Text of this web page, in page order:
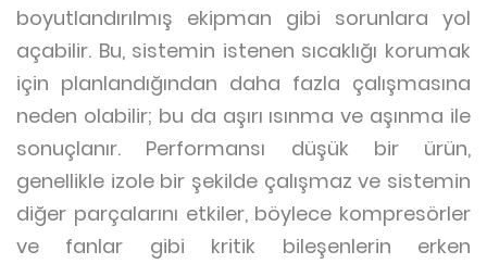
boyutlandırılmış ekipman gibi sorunlara yol
açabilir. Bu, sistemin istenen sıcaklığı korumak
için planlandığından daha fazla çalışmasına
neden olabilir; bu da aşırı ısınma ve aşınma ile
sonuçlanır. Performansı düşük bir ürün,
genellikle izole bir şekilde çalışmaz ve sistemin
diğer parçalarını etkiler, böylece kompresörler
ve fanlar gibi kritik bileşenlerin erken